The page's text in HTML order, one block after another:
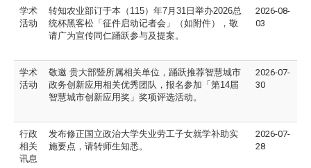
学术
活动
转知农业部订于本（ 115）年7月 31 日举办2026总
统杯黑客松「征件启动记者会」（如附件），敬
请广为宣传同仁踊跃参与及提案。
2026-08-
03
学术
活动
敬邀 贵大部暨所属相关单位，踊跃推荐智慧城市
政务创 新应用相关优秀团队，报名参加「第14届
智慧城市创新应用奖」奖项评选活动。
2026-07-
30
行政
相关
讯息
发布修正国立政治大学失业劳工子女就学补助实
施要点， 请转师生知悉。
2026-07-
28